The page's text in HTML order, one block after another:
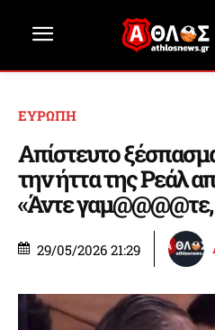
ΕΥΡΩΠΗ
Απίστευτο
την ήττα της Ρεάλ
«Άντε
29/05/2026 21:29